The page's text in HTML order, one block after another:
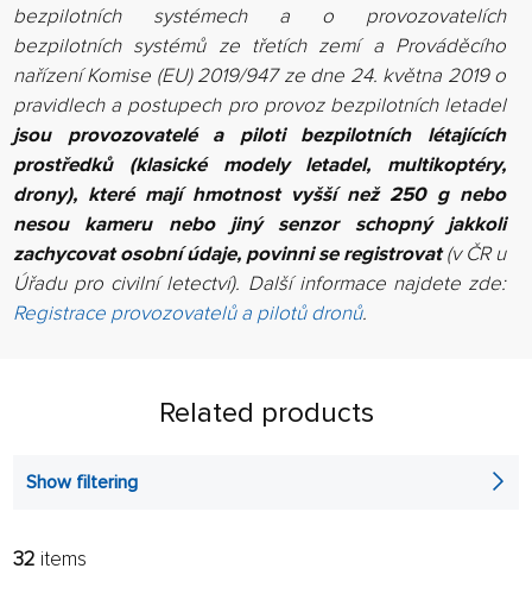
bezpilotních systémech a o provozovatelích
bezpilotních systémů ze třetích zemí a Prováděcího
nařízení Komise (EU) 2019/947 ze dne 24. května 2019 o
pravidlech a postupech pro provoz bezpilotních letadel
jsou provozovatelé a piloti bezpilotních létajících
prostředků (klasické modely letadel, multikoptéry,
drony), které mají hmotnost vyšší než 250 g nebo
nesou kameru nebo jiný senzor schopný jakkoli
zachycovat osobní údaje, povinni se registrovat(v ČR u
Úřadu pro civilní letectví). Další informace najdete zde:
Registrace provozovatelů a pilotů dronů.
Related products
Show filtering
FILTER:
32 items